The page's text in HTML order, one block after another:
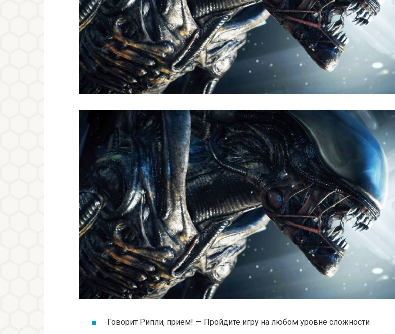
Говорит Рипли, прием! — Пройдите игру на любом уровне сложности